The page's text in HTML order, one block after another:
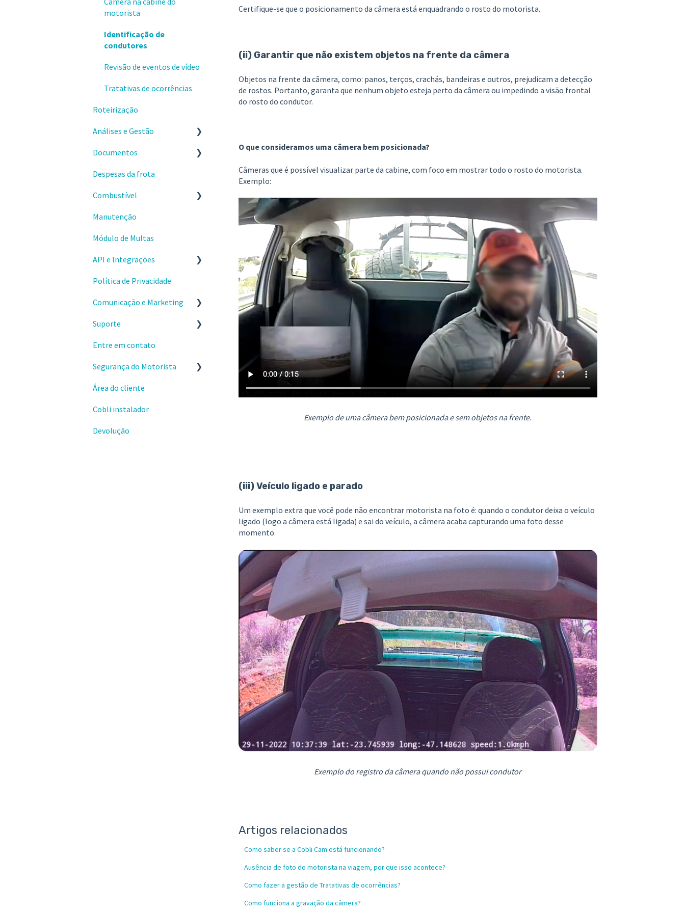
Certifique-se que o posicionamento da câmera está enquadrando o rosto do motorista.
(ii) Garantir que não existem objetos na frente da câmera
Objetos na frente da câmera, como: panos, terços, crachás, bandeiras e outros, prejudicam a detecção
de rostos. Portanto, garanta que nenhum objeto esteja perto da câmera ou impedindo a visão frontal
do rosto do condutor.
O que consideramos uma câmera bem posicionada?
Câmeras que é possível visualizar parte da cabine, com foco em mostrar todo o rosto do motorista.
Exemplo:
Exemplo de uma câmera bem posicionada e sem objetos na frente.
(iii) Veículo ligado e parado
Um exemplo extra que você pode não encontrar motorista na foto é: quando o condutor deixa o veículo
ligado (logo a câmera está ligada) e sai do veículo, a câmera acaba capturando uma foto desse
momento.
Exemplo do registro da câmera quando não possui condutor
Artigos relacionados
Como saber se a Cobli Cam está funcionando?
Ausência de foto do motorista na viagem, por que isso acontece?
Como fazer a gestão de Tratativas de ocorrências?
Como funciona a gravação da câmera?
Conquistando resultados
motorista
Identificação de
condutores
Revisão de eventos de vídeo
Tratativas de ocorrências
Roteirização
Análises e Gestão
Relatórios
Eventos de velocidade
Documentos
Checklists
Comprovantes
Despesas da frota
Combustível
Primeiros passos
Usando a gestão de
Combustível
Manutenção
Módulo de Multas
API e Integrações
Comece por aqui
Aplicativos
Webhooks
Política de Privacidade
Comunicação e Marketing
Sobre o produto e valores
Materiais e conteúdos
Suporte
Envio e instalações de
Entre em contato
Segurança do Motorista
Alertas
Ranking de condução
Área do cliente
Cobli instalador
Devolução